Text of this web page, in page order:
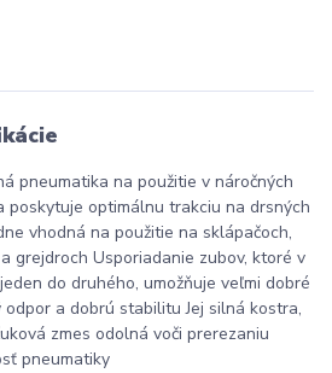
pneumatika na použitie v náročných
poskytuje optimálnu trakciu na drsných
vhodná na použitie na sklápačoch,
grejdroch Usporiadanie zubov, ktoré v
do druhého, umožňuje veľmi dobré
odpor a dobrú stabilitu Jej silná kostra,
zmes odolná voči prerezaniu
pneumatiky